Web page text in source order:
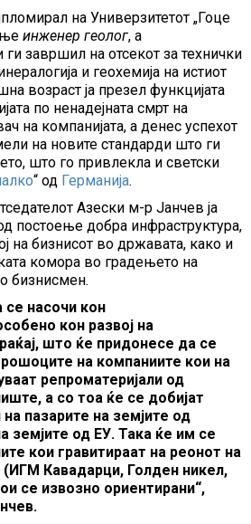
на Универзитетот „Гоце
инженер геолог, а
ги завршил на отсекот за технички
и геохемија на истиот
возраст ја презел функцијата
по ненадејната смрт на
на компанијата, а денес успехот
на новите стандарди што ги
што го привлекла и светски
“ од Германија.
Азески м-р Јанчев ја
постоење добра инфраструктура,
на бизнисот во државата, како и
комора во градењето на
бизнисмен.
насочи кон
кон развој на
што ќе придонесе да се
на компаниите кои на
репроматеријали од
а со тоа ќе се добијат
пазарите на земјите од
земјите од ЕУ. Така ќе им се
кои гравитираат на реонот на
Кавадарци, Голден никел,
се извозно ориентирани“,